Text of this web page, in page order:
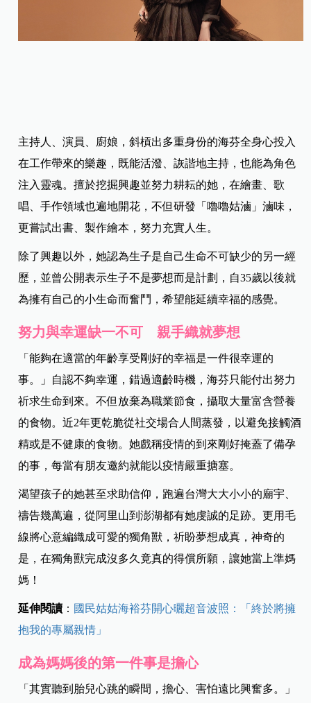
主持人、演員、廚娘，斜槓出多重身份的海芬全身心投入
在工作帶來的樂趣，既能活潑、詼諧地主持，也能為角色
注入靈魂。擅於挖掘興趣並努力耕耘的她，在繪畫、歌
唱、手作領域也遍地開花，不但研發「嚕嚕姑滷」滷味，
更嘗試出書、製作繪本，努力充實人生。
除了興趣以外，她認為生子是自己生命不可缺少的另一經
歷，並曾公開表示生子不是夢想而是計劃，自35歲以後就
為擁有自己的小生命而奮鬥，希望能延續幸福的感覺。
努力與幸運缺一不可 親手織就夢想
「能夠在適當的年齡享受剛好的幸福是一件很幸運的
事。」自認不夠幸運，錯過適齡時機，海芬只能付出努力
祈求生命到來。不但放棄為職業節食，攝取大量富含營養
的食物。近2年更乾脆從社交場合人間蒸發，以避免接觸酒
精或是不健康的食物。她戲稱疫情的到來剛好掩蓋了備孕
的事，每當有朋友邀約就能以疫情嚴重搪塞。
渴望孩子的她甚至求助信仰，跑遍台灣大大小小的廟宇、
禱告幾萬遍，從阿里山到澎湖都有她虔誠的足跡。更用毛
線將心意編織成可愛的獨角獸，祈盼夢想成真，神奇的
是，在獨角獸完成沒多久竟真的得償所願，讓她當上準媽
媽！
延伸閱讀 ： 國民姑姑海裕芬開心曬超音波照：「終於將擁
抱我的專屬親情」
成為媽媽後的第一件事是擔心
「其實聽到胎兒心跳的瞬間，擔心、害怕遠比興奮多。」